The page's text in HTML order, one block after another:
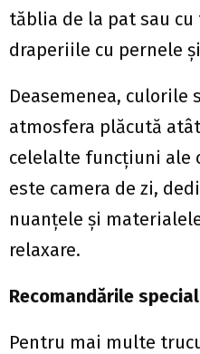
tăblia de la pat sau
draperiile cu pernele
Deasemenea, culorile
atmosfera plăcută
celelalte funcţiuni ale
este camera de zi,
nuanţele şi
relaxare.
Recomandările
Pentru mai multe